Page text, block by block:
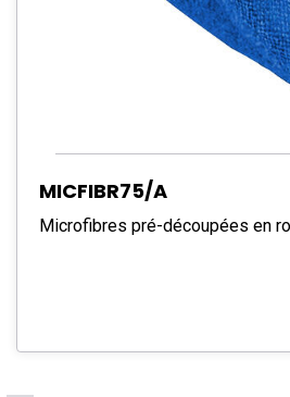
MICFIBR75/A
Microfibres pré-découpées en